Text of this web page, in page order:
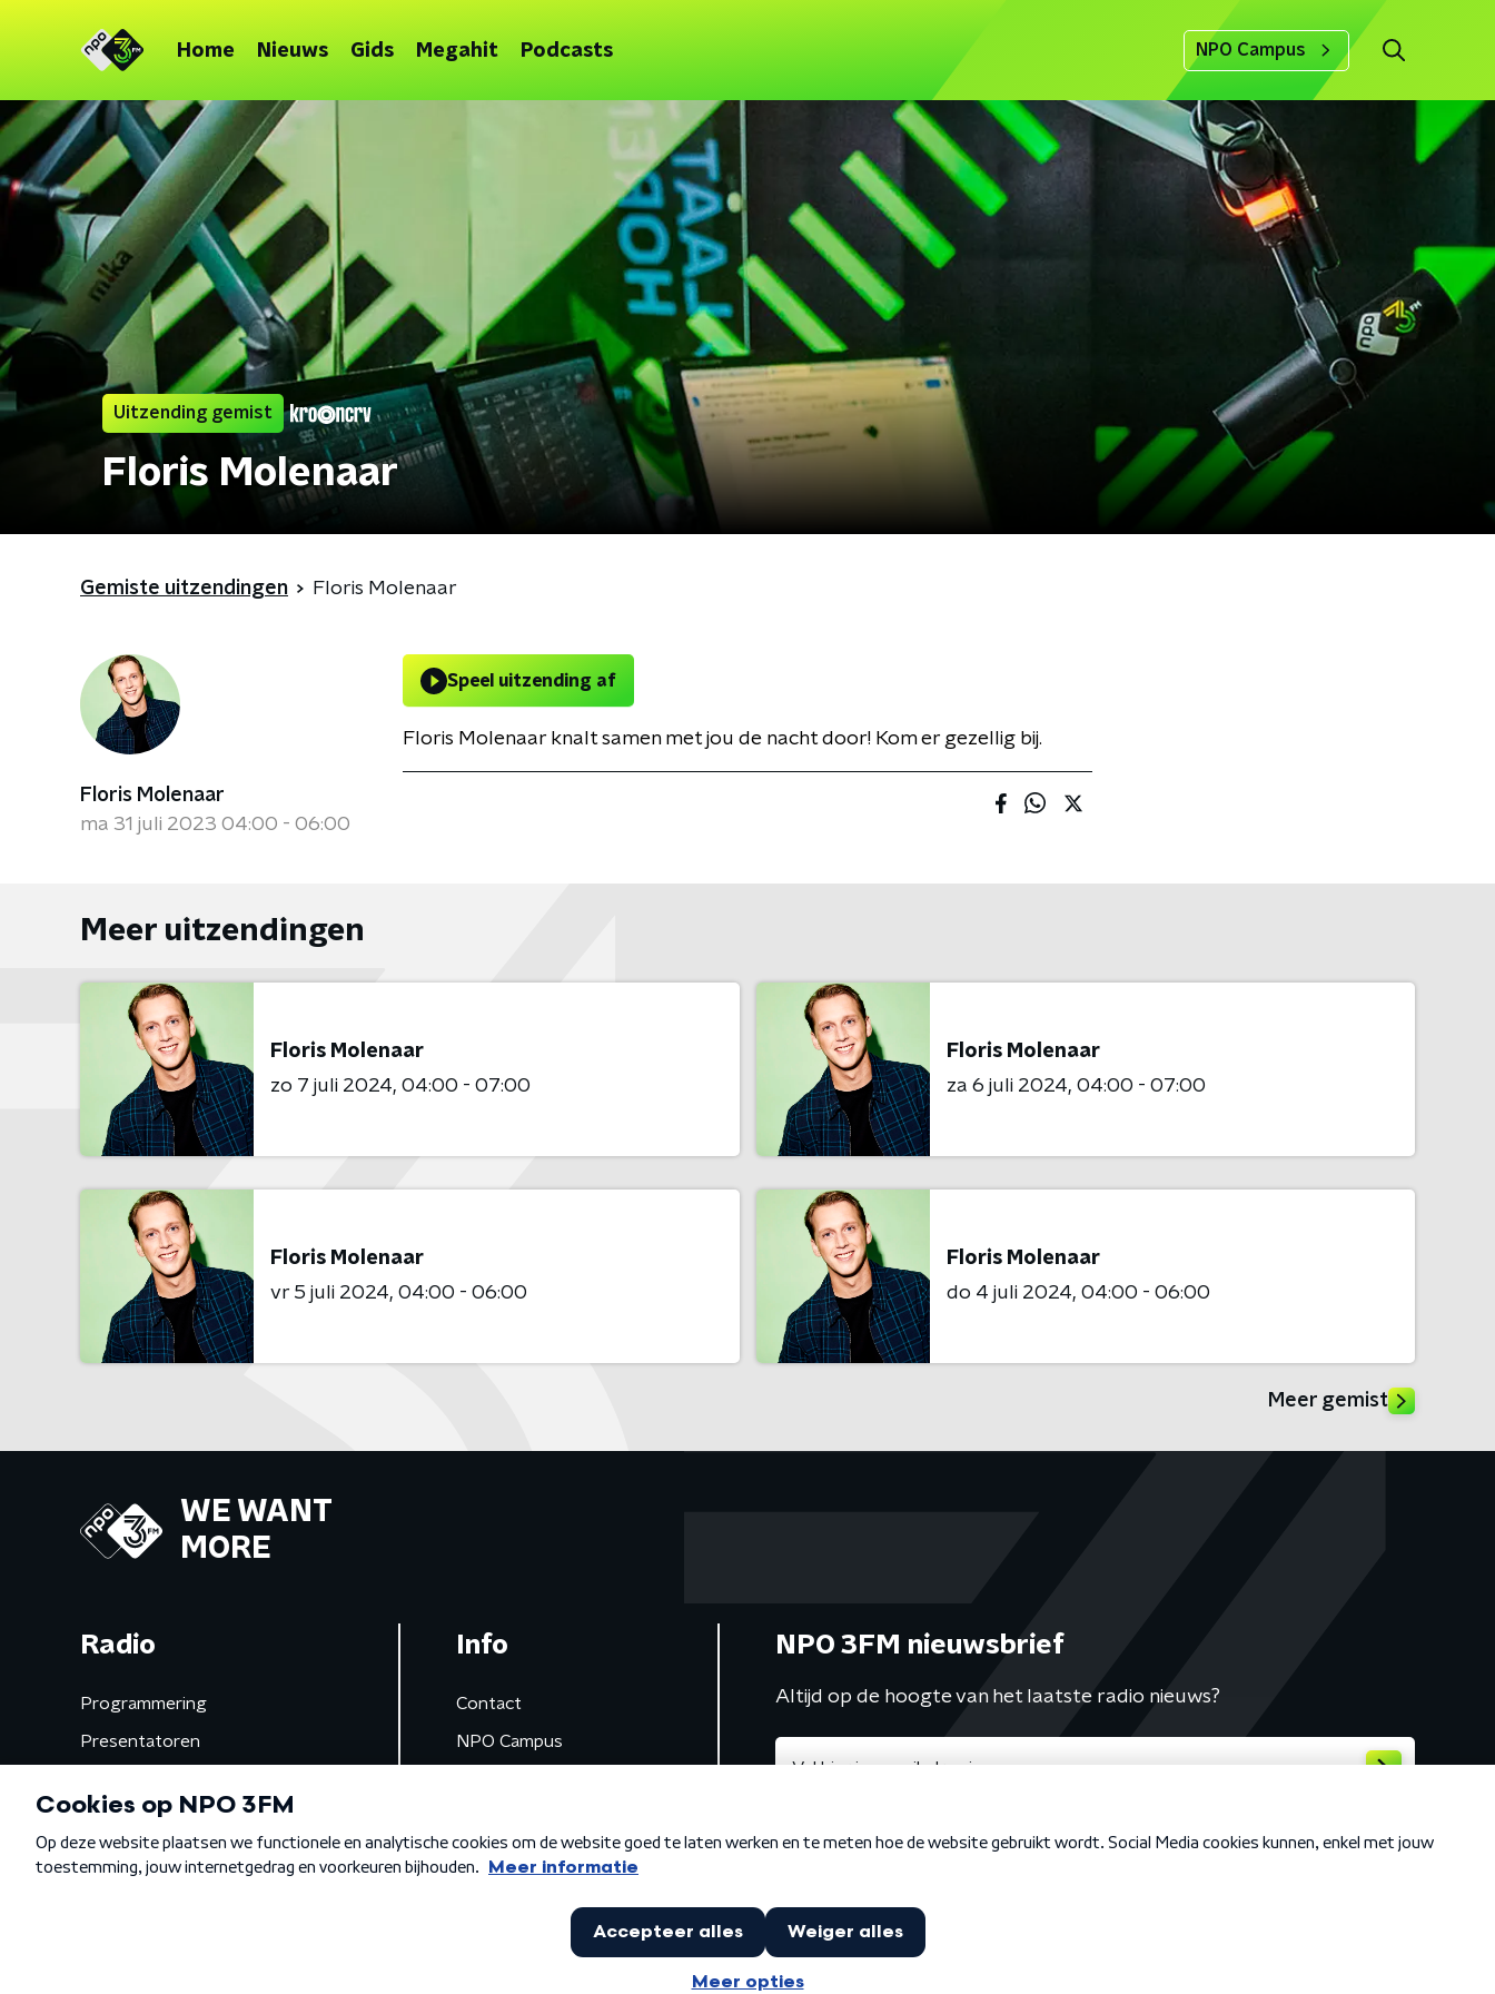
Home Nieuws Gids Megahit Podcasts NPO Campus
Uitzending gemist
Floris Molenaar
Gemiste uitzendingen Floris Molenaar
Floris Molenaar
ma 31 juli 2023 04:00 - 06:00
Speel uitzending af
Floris Molenaar knalt samen met jou de nacht door! Kom er gezellig bij.
Meer uitzendingen
Floris Molenaar
zo 7 juli 2024 04:00 - 07:00
Floris Molenaar
za 6 juli 2024 04:00 - 07:00
Floris Molenaar
vr 5 juli 2024 04:00 - 06:00
Floris Molenaar
do 4 juli 2024 04:00 - 06:00
Meer gemist
WE WANT
MORE
Radio
Programmering
Presentatoren
Gemist
Info
Contact
NPO Campus
NPO 3FM nieuwsbrief
Altijd op de hoogte van het laatste radio nieuws?
Algemene voorwaarden Privacybeleid